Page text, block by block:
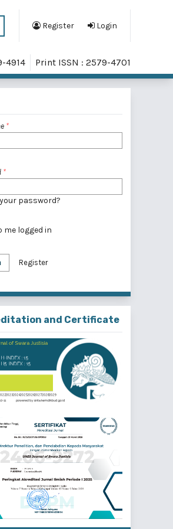
Register Login
4914 Print ISSN : 2579-4701
*
*
password?
me logged in
Register
and Certificate